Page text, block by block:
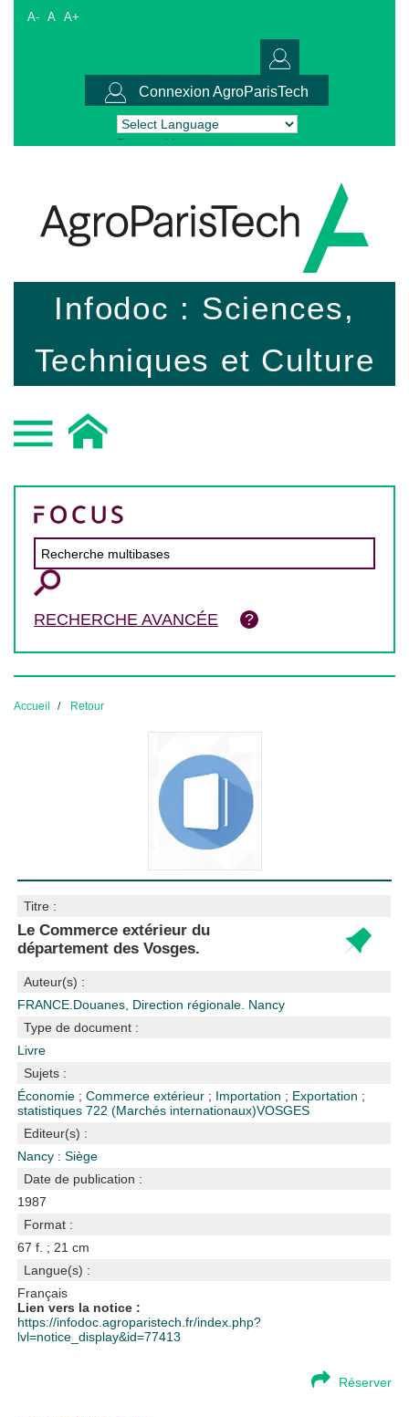
A- A A+
Connexion AgroParisTech
Powered by Translate
Infodoc : Sciences,
Techniques et Culture
RECHERCHE AVANCÉE
Accueil Retour
Titre :
Le Commerce extérieur du
département des Vosges.
Auteur(s) :
FRANCE.Douanes, Direction régionale. Nancy
Type de document :
Livre
Sujets :
Économie ;Commerce extérieur ; Importation ; Exportation ;
statistiques722 (Marchés internationaux)VOSGES
Editeur(s) :
Nancy : Siège
Date de publication :
1987
Format :
67 f. ; 21 cm
Langue(s) :
Français
Lien vers la notice :
https://infodoc.agroparistech.fr/index.php?
lvl=notice_display&id=77413
Réserver